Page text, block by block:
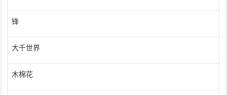
锋
大千世界
木棉花